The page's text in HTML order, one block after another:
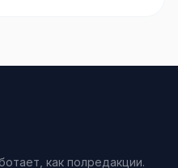
как полредакции.